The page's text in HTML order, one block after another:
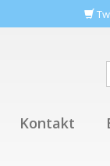
Kontakt